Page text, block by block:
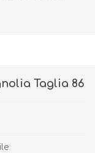
Taglia 86